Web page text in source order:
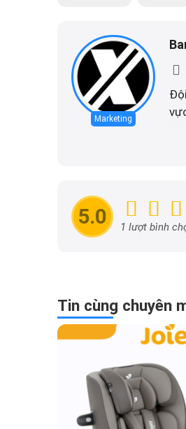
Marketing
5.0 1 lượt bình
Tin cùng chuyên